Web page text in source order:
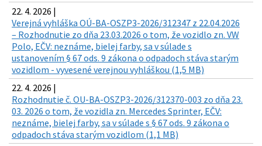
22. 4. 2026 |
Verejná vyhláška OÚ-BA-OSZP3-2026/312347 z 22.04.2026
– Rozhodnutie zo dňa 23.03.2026 o tom, že vozidlo zn. VW
Polo, EČV: neznáme, bielej farby, sa v súlade s
ustanovením § 67 ods. 9 zákona o odpadoch stáva starým
vozidlom - vyvesené verejnou vyhláškou (1,5 MB)
22. 4. 2026 |
Rozhodnutie č. OU-BA-OSZP3-2026/312370-003 zo dňa 23.
03. 2026 o tom, že vozidla zn. Mercedes Sprinter, EČV:
neznáme, bielej farby, sa v súlade s § 67 ods. 9 zákona o
odpadoch stáva starým vozidlom (1,1 MB)